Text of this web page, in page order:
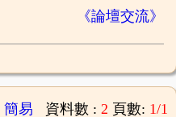
《論壇交流》
簡易 資料數 : 2 頁數: 1/1